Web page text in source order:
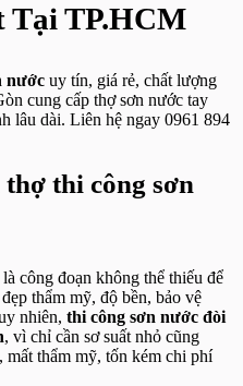
Tại TP.HCM
nước uy tín, giá rẻ, chất lượng
cung cấp thợ sơn nước tay
lâu dài. Liên hệ ngay 0961 894
thi công sơn
là công đoạn không thể thiếu để
thẩm mỹ, độ bền, bảo vệ
nhiên, thi công sơn nước đòi
, vì chỉ cần sơ suất nhỏ cũng
thẩm mỹ, tốn kém chi phí